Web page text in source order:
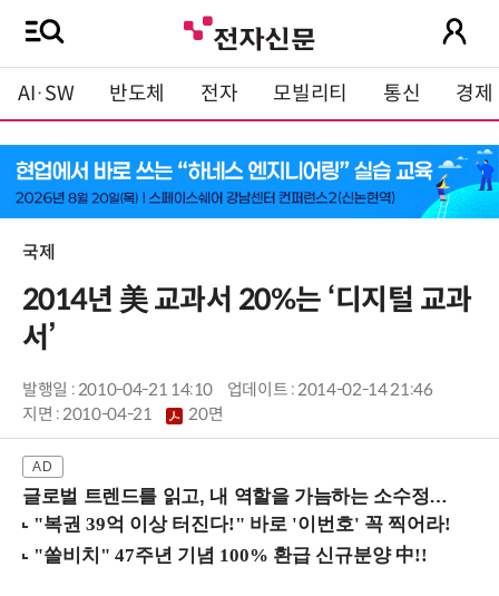
AI·SW 반도체 전자 모빌리티 통신 경제
국제
2014년 美 교과서 20%는 ‘디지털 교과
서’
발행일 : 2010-04-21 14:10
업데이트 : 2014-02-14 21:46
지면 :2010-04-21 20면
글로벌 트렌드를 읽고, 내 역할을 가늠하는 소수정예 실습 워크숍 (8/28 신논현역)